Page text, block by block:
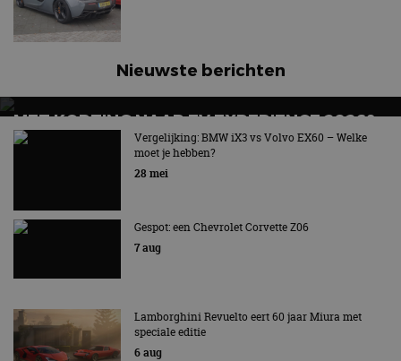
Nieuwste berichten
MET KORTING NAAR EV EXPERIENCE 2026?
AUTORAI REGELT HET!
EV Experience 2026 van 24 tot 26 september
Vergelijking: BMW iX3 vs Volvo EX60 – Welke
moet je hebben?
28 mei
Gespot: een Chevrolet Corvette Z06
7 aug
Lamborghini Revuelto eert 60 jaar Miura met
speciale editie
6 aug